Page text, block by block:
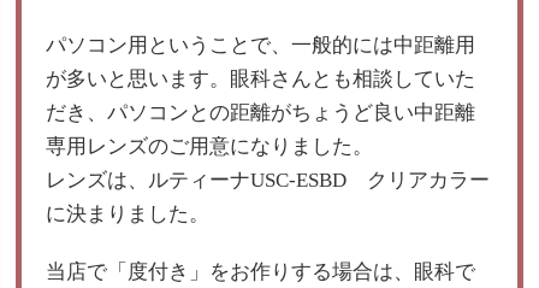
パソコン用ということで、一般的には中距離用
が多いと思います。眼科さんとも相談していた
だき、パソコンとの距離がちょうど良い中距離
専用レンズのご用意になりました。
レンズは、ルティーナUSC-ESBD クリアカラー
に決まりました。
当店で「度付き」をお作りする場合は、眼科で